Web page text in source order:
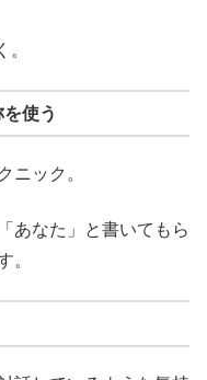
使う
ニック。
あなた」と書いてもら
。